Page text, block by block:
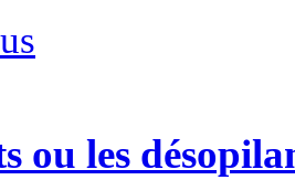
ou les